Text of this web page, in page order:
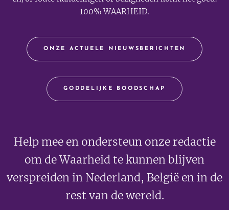
100% WAARHEID.
ONZE ACTUELE NIEUWSBERICHTEN
GODDELIJKE BOODSCHAP
Help mee en ondersteun onze redactie
om de Waarheid te kunnen blijven
verspreiden in Nederland, België en in de
rest van de wereld.